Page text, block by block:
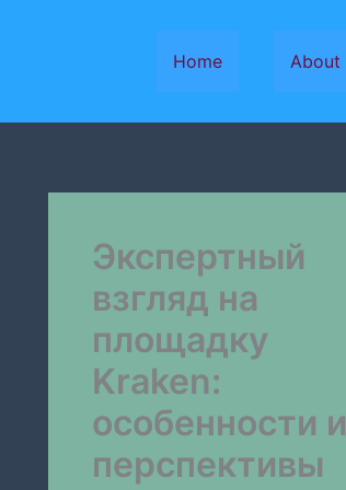
Home About
Экспертный
взгляд на
площадку
Kraken:
особенности и
перспективы